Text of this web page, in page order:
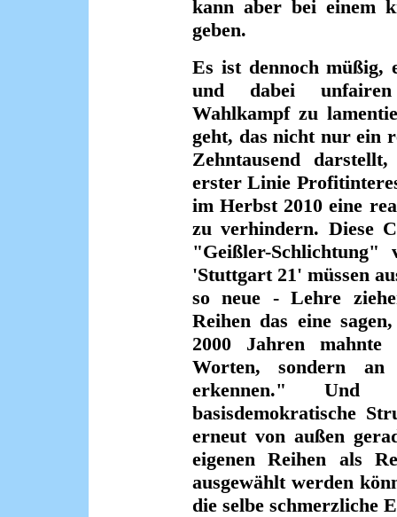
kann aber bei einem
geben.
Es ist dennoch müßig,
und dabei
Wahlkampf zu
geht, das nicht nur ein
Zehntausend
erster Linie
im Herbst 2010 eine
zu verhindern. Diese
"Geißler-Schlichtung"
'Stuttgart 21' müssen
so neue - Lehre
Reihen das eine
2000 Jahren
Worten, sondern
erkennen."
basisdemokratische
erneut von außen
eigenen Reihen als
ausgewählt werden
die selbe schmerzliche